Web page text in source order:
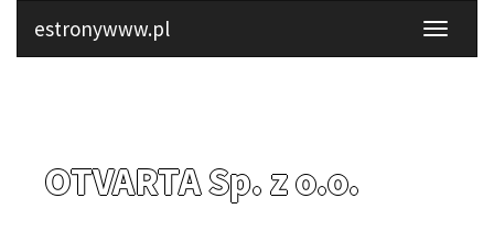
estronywww.pl
OTVARTA Sp. z o.o.